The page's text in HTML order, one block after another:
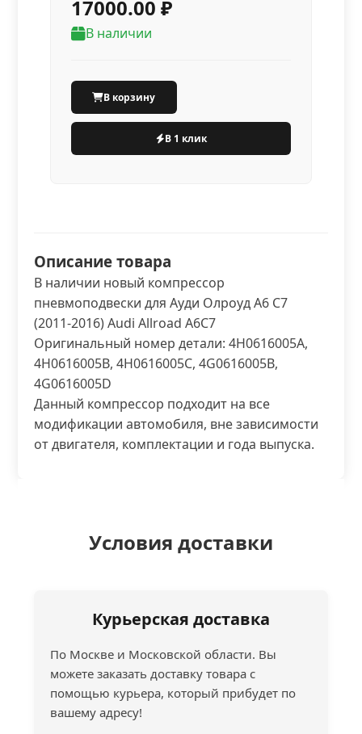
17000.00 ₽
В наличии
В корзину
В 1 клик
Описание товара
В наличии новый компрессор
пневмоподвески для Ауди Олроуд А6 С7
(2011-2016) Audi Allroad A6C7
Оригинальный номер детали: 4H0616005A,
4H0616005B, 4H0616005C, 4G0616005B,
4G0616005D
Данный компрессор подходит на все
модификации автомобиля, вне зависимости
от двигателя, комплектации и года выпуска.
Условия доставки
Курьерская доставка
По Москве и Московской области. Вы
можете заказать доставку товара с
помощью курьера, который прибудет по
вашему адресу!